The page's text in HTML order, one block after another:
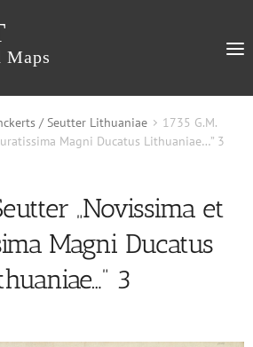
Maps
/ Seutter Lithuaniae
1735 G.M.
Magni Ducatus Lithuaniae…” 3
„Novissima et
Magni Ducatus
3